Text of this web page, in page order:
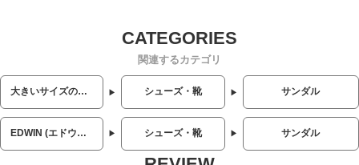
関連するカテゴリ
大きいサイズのメンズ服 シューズ・靴 サンダル
EDWIN (エドウィン) シューズ・靴 サンダル